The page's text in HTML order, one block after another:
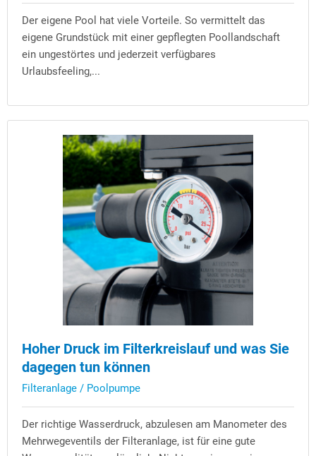
Der eigene Pool hat viele Vorteile. So vermittelt das
eigene Grundstück mit einer gepflegten Poollandschaft
ein ungestörtes und jederzeit verfügbares
Urlaubsfeeling,...
Hoher Druck im Filterkreislauf und was Sie
dagegen tun können
Filteranlage / Poolpumpe
Der richtige Wasserdruck, abzulesen am Manometer des
Mehrwegeventils der Filteranlage, ist für eine gute